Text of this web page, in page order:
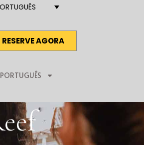
RESERVE AGORA
PORTUGUÊS